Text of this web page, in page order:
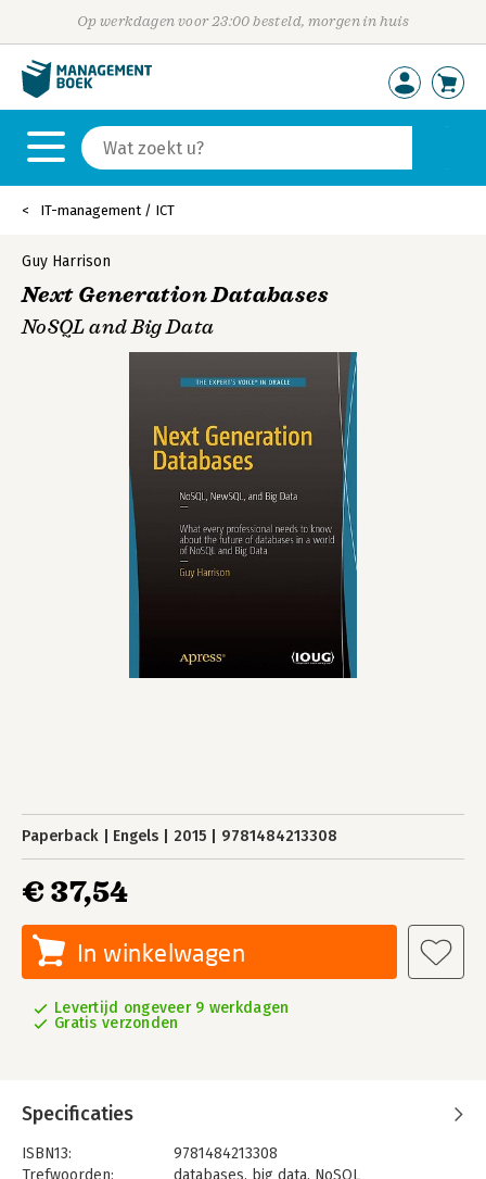
Op werkdagen voor 23:00 besteld, morgen in huis
IT-management / ICT
Guy Harrison
Next Generation Databases
NoSQL and Big Data
Paperback Engels 2015 9781484213308
€ 37,54
In winkelwagen
Levertijd ongeveer 9 werkdagen
Gratis verzonden
Specificaties
ISBN13:
9781484213308
Trefwoorden:
databases, big data, NoSQL